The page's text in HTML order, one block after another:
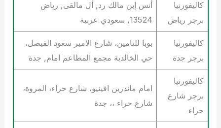
كاليفورنيا
برجر رياض
أنس إبن مالك رد, أل مالقى, رياض
13524, سعودي عربية
كاليفورنيا
برجر جدة
بوبا للتامين، شارع الامير سعود الفيصل،
حي الخالدية مجمع المطاعم امام, جدة
كاليفورنيا
برجر شارع
حراء
امام ماندرين افينيو، شارع حراء، المروة،
شارع حراء ،، جدة